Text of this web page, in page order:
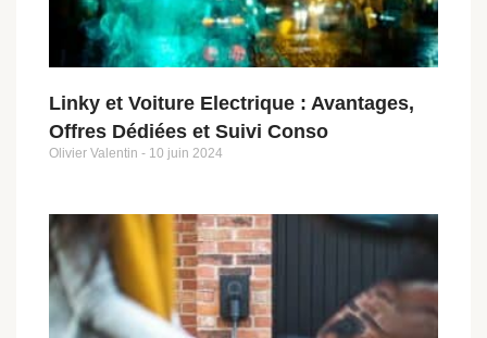
Linky et Voiture Electrique : Avantages,
Offres Dédiées et Suivi Conso
Olivier Valentin 10 juin 2024